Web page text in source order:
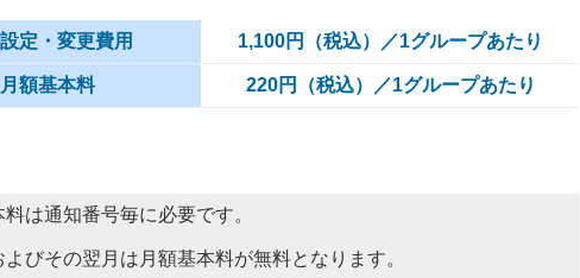
定・変更費用 1,100円 （税込） ／1グループあたり
月額基本料 220円（税込） ／1グループあたり
料は通知番号毎に必要です。
びその翌月は月額基本料が無料となります。